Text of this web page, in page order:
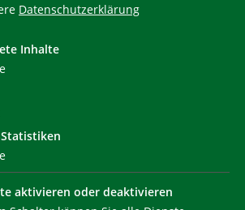
eingetragene Marke. Die Nutzung muss
für Energie Südtirol - KlimaHaus
Datenschutzerklärung
Inhalte
aktivieren oder deaktivieren